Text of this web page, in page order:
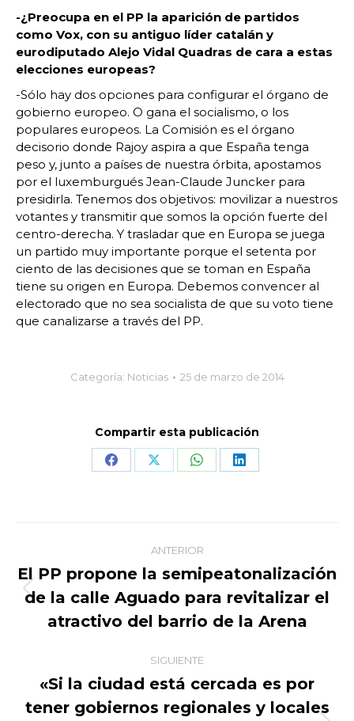
-¿Preocupa en el PP la aparición de partidos
como Vox, con su antiguo líder catalán y
eurodiputado Alejo Vidal Quadras de cara a estas
elecciones europeas?
-Sólo hay dos opciones para configurar el órgano de
gobierno europeo. O gana el socialismo, o los
populares europeos. La Comisión es el órgano
decisorio donde Rajoy aspira a que España tenga
peso y, junto a países de nuestra órbita, apostamos
por el luxemburgués Jean-Claude Juncker para
presidirla. Tenemos dos objetivos: movilizar a nuestros
votantes y transmitir que somos la opción fuerte del
centro-derecha. Y trasladar que en Europa se juega
un partido muy importante porque el setenta por
ciento de las decisiones que se toman en España
tiene su origen en Europa. Debemos convencer al
electorado que no sea socialista de que su voto tiene
que canalizarse a través del PP.
Categoría: Noticias 25 de marzo de 2014
Compartir esta publicación
Share Share Share Share
Navegación
entre
publicaciones
ANTERIOR
Publicación
anterior:
El PP propone la semipeatonalización
de la calle Aguado para revitalizar el
atractivo del barrio de la Arena
SIGUIENTE
«Si la ciudad está cercada es por
tener gobiernos regionales y locales